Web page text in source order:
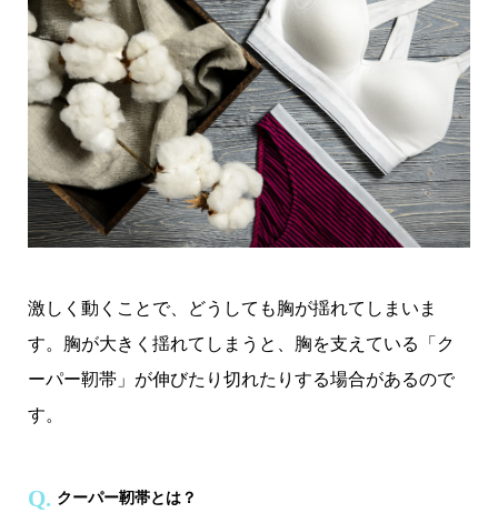
激しく動くことで、どうしても胸が揺れてしまいま
す。胸が大きく揺れてしまうと、胸を支えている「ク
ーパー靭帯」が伸びたり切れたりする場合があるので
す。
クーパー靭帯とは？